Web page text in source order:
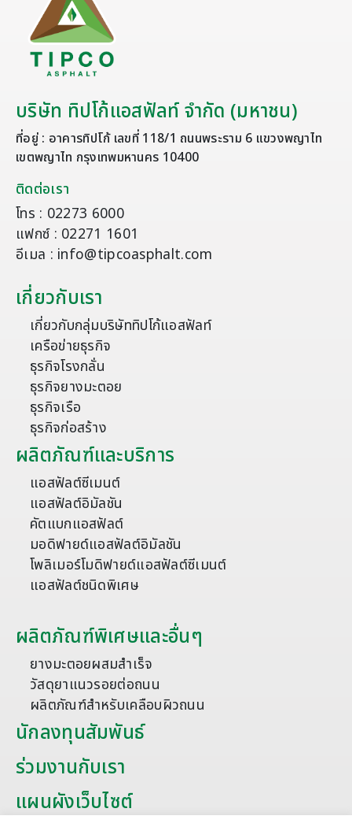
บริษัท ทิปโก้แอสฟัลท์ จำกัด (มหาชน)
ที่อยู่ : อาคารทิปโก้ เลขที่ 118/1 ถนนพระราม 6 แขวงพญาไท
เขตพญาไท กรุงเทพมหานคร 10400
ติดต่อเรา
โทร : 02273 6000
แฟกซ์ : 02271 1601
อีเมล : info@tipcoasphalt.com
เกี่ยวกับเรา
เกี่ยวกับกลุ่มบริษัททิปโก้แอสฟัลท์
เครือข่ายธุรกิจ
ธุรกิจโรงกลั่น
ธุรกิจยางมะตอย
ธุรกิจเรือ
ธุรกิจก่อสร้าง
ผลิตภัณฑ์และบริการ
แอสฟัลต์ซีเมนต์
แอสฟัลต์อิมัลชัน
คัตแบกแอสฟัลต์
มอดิฟายด์แอสฟัลต์อิมัลชัน
โพลิเมอร์โมดิฟายด์แอสฟัลต์ซีเมนต์
แอสฟัลต์ชนิดพิเศษ
ผลิตภัณฑ์พิเศษและอื่นๆ
ยางมะตอยผสมสำเร็จ
วัสดุยาแนวรอยต่อถนน
ผลิตภัณฑ์สำหรับเคลือบผิวถนน
นักลงทุนสัมพันธ์
ร่วมงานกับเรา
แผนผังเว็บไซต์